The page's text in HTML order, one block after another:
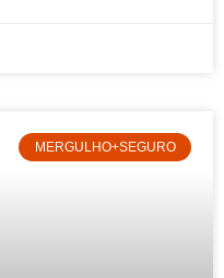
MERGULHO+SEGURO